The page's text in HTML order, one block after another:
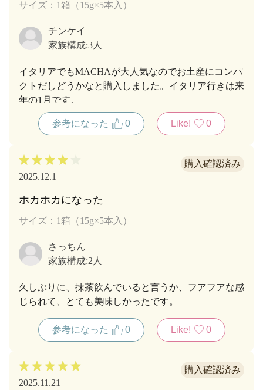
サイズ：1箱（15g×5本入）
チンケイ
家族構成:3人
イタリアでもMACHAが大人気なのでお土産にコンパ
クトだしどうかなと購入しました。イタリア行きは来
年の1月です。
参考になった 0 Like! 0
2025.12.1
ホカホカになった
サイズ：1箱（15g×5本入）
さっちん
家族構成:2人
久しぶりに、抹茶飲んでいると言うか、フアフアな感
じられて、とても美味しかったです。
参考になった 0 Like! 0
2025.11.21